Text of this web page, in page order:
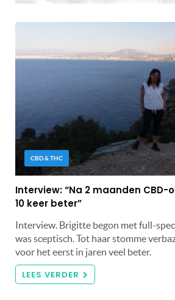
CBD & THC
Interview: “Na 2 maanden CBD-
10 keer beter”
Interview. Brigitte begon met full-
was sceptisch. Tot haar stomme
voor het eerst in jaren veel beter.
LEES VERDER